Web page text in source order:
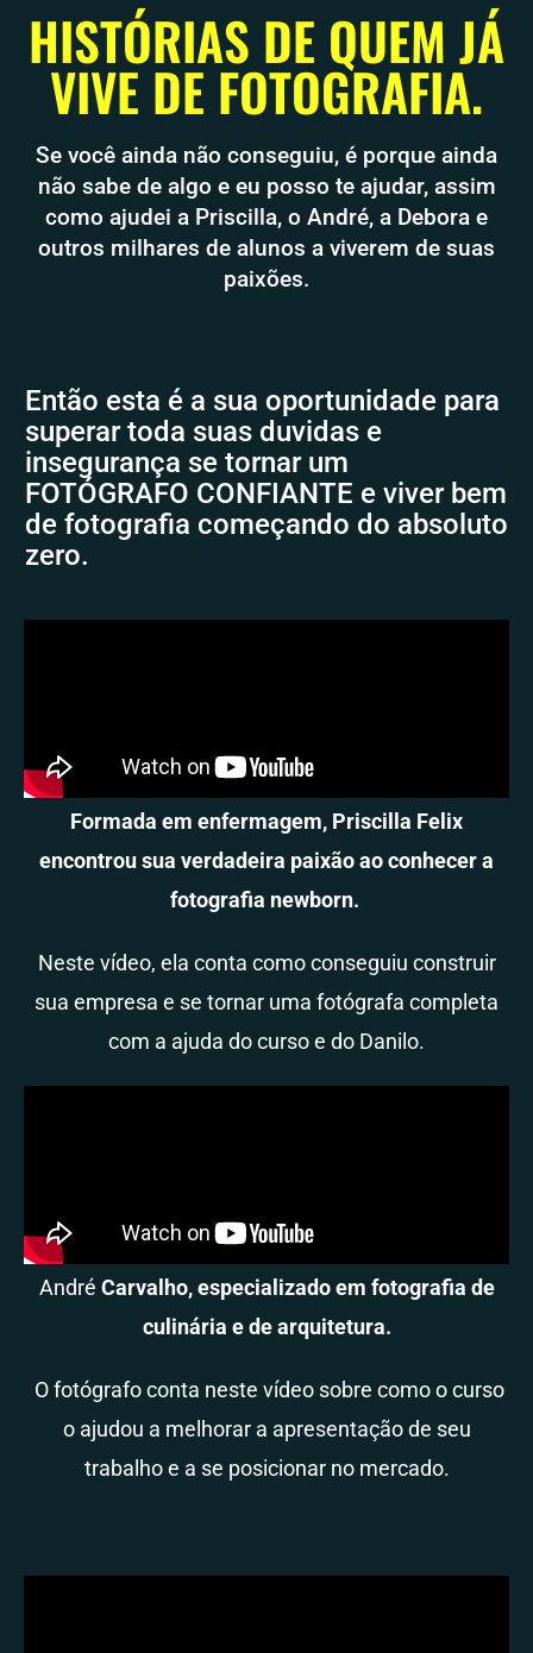
HISTÓRIAS DE QUEM JÁ
VIVE DE FOTOGRAFIA.
Se você ainda não conseguiu, é porque ainda
não sabe de algo e eu posso te ajudar, assim
como ajudei a Priscilla, o André, a Debora e
outros milhares de alunos a viverem de suas
paixões.
Então esta é a sua oportunidade para
superar toda suas duvidas e
insegurança se tornar um
FOTÓGRAFO CONFIANTE e viver bem
de fotografia começando do absoluto
zero.
Formada em enfermagem, Priscilla Felix
encontrou sua verdadeira paixão ao conhecer a
fotografia newborn.
Neste vídeo, ela conta como conseguiu construir
sua empresa e se tornar uma fotógrafa completa
com a ajuda do curso e do Danilo.
André Carvalho, especializado em fotografia de
culinária e de arquitetura.
O fotógrafo conta neste vídeo sobre como o curso
o ajudou a melhorar a apresentação de seu
trabalho e a se posicionar no mercado.